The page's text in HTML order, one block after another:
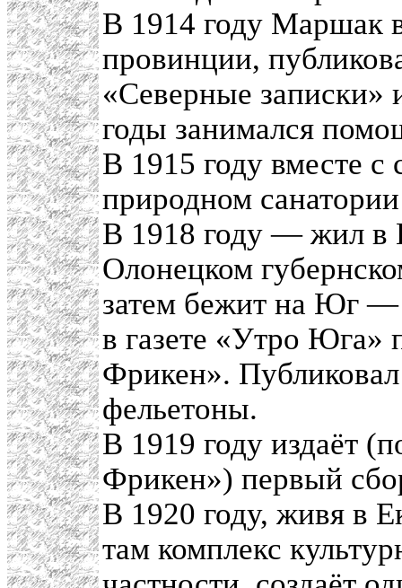
В 1914 году Маршак
провинции,
«Северные записки»
годы занимался
В 1915 году вместе
природном
В 1918 году — жил в
Олонецком
затем бежит на Юг —
в газете «Утро Юга»
Фрикен».
фельетоны.
В 1919 году издаёт
Фрикен») первый
В 1920 году, живя в
там комплекс